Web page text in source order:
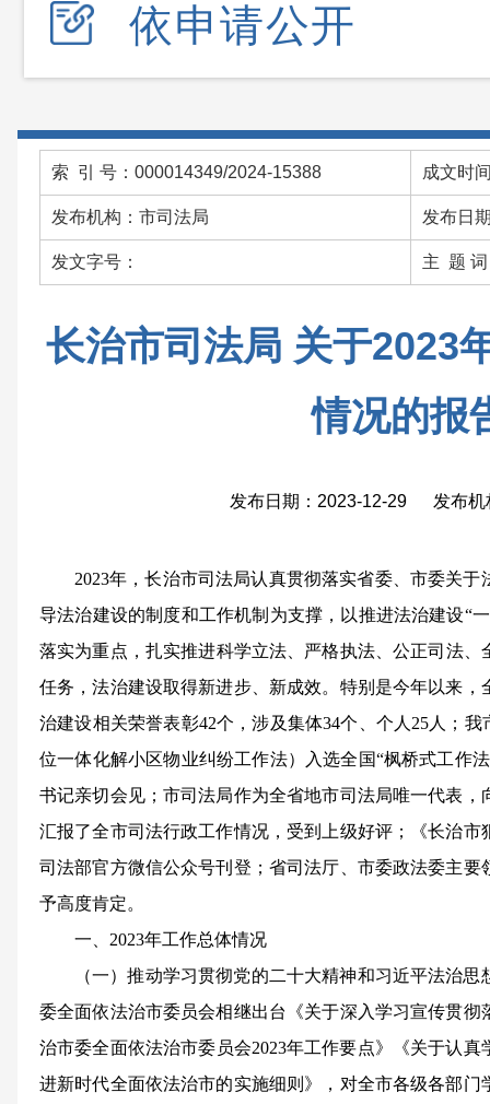
依申请公开
索 引 号：000014349/2024-15388 成文时
发布机构：市司法局 发布日
发文字号： 主 题 词
长治市司法局 关于2023
情况的报
发布日期：2023-12-29 发布机
2023年，长治市司法局认真贯彻落实省委、市委关
导法治建设的制度和工作机制为支撑，以推进法治建设“
落实为重点，扎实推进科学立法、严格执法、公正司法、
任务，法治建设取得新进步、新成效。特别是今年以来
治建设相关荣誉表彰42个，涉及集体34个、个人25人；
位一体化解小区物业纠纷工作法）入选全国“枫桥式工作
书记亲切会见；市司法局作为全省地市司法局唯一代表
汇报了全市司法行政工作情况，受到上级好评；《长治
司法部官方微信公众号刊登；省司法厅、市委政法委主
予高度肯定。
一、2023年工作总体情况
（一）推动学习贯彻党的二十大精神和习近平法治
委全面依法治市委员会相继出台《关于深入学习宣传贯
治市委全面依法治市委员会2023年工作要点》《关于认
进新时代全面依法治市的实施细则》，对全市各级各部